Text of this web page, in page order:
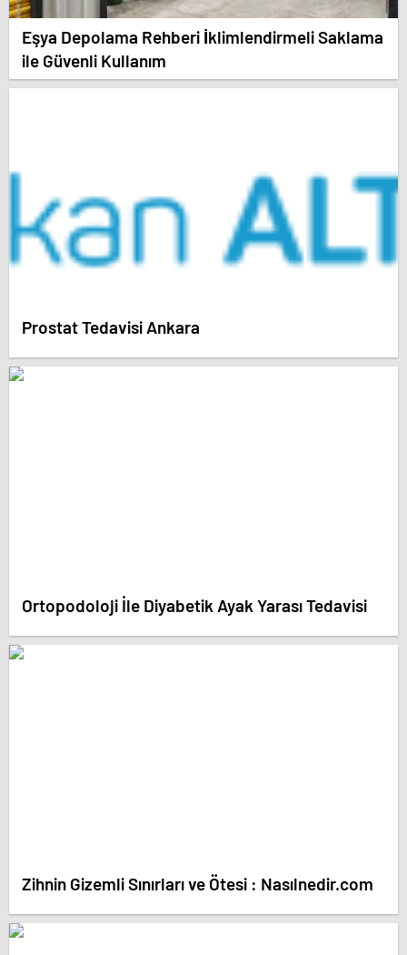
Eşya Depolama Rehberi İklimlendirmeli Saklama
ile Güvenli Kullanım
Prostat Tedavisi Ankara
Ortopodoloji İle Diyabetik Ayak Yarası Tedavisi
Zihnin Gizemli Sınırları ve Ötesi : Nasılnedir.com